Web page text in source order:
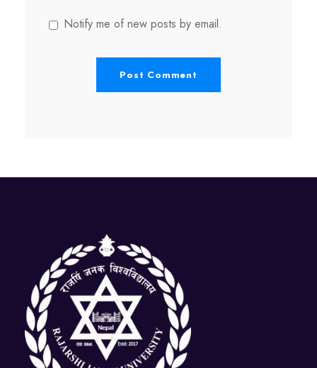
Notify me of new posts by email.